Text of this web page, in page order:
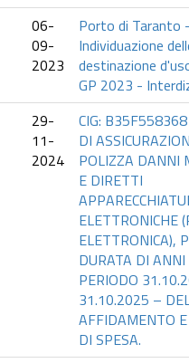
06-
09-
2023
Porto di Taranto
Individuazione
destinazione
GP 2023 -
29-
11-
2024
CIG:
DI
POLIZZA DANNI
E DIRETTI
ELETTRONICHE
ELETTRONICA),
DURATA DI
PERIODO
31.10.2025 –
AFFIDAMENTO
DI SPESA.